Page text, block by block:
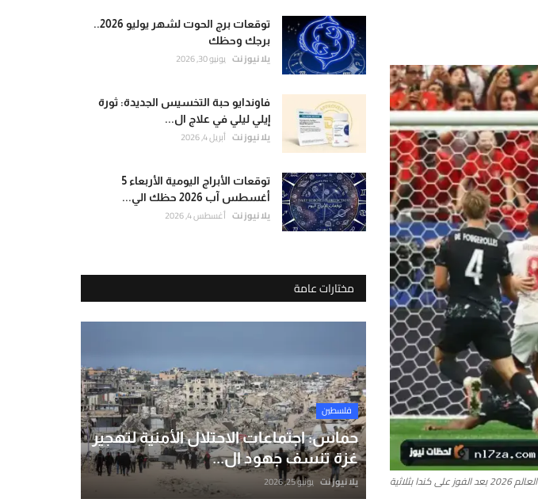
بثلاثية
توقعات برج الحوت لشهر يوليو 2026..
برجك وحظك
يلا نيوز نت يونيو 30, 2026
فاوندايو حبة التخسيس الجديدة: ثورة
إيلي ليلي في علاج ال...
يلا نيوز نت أبريل 4, 2026
توقعات الأبراج اليومية الأربعاء 5
أغسطس آب 2026 حظك الي...
يلا نيوز نت أغسطس 4, 2026
مختارات عامة
فلسطين
حماس: اجتماعات الاحتلال الأمنية لتهجير
غزة تنسف جهود ال...
يلا نيوز نت يونيو 25, 2026